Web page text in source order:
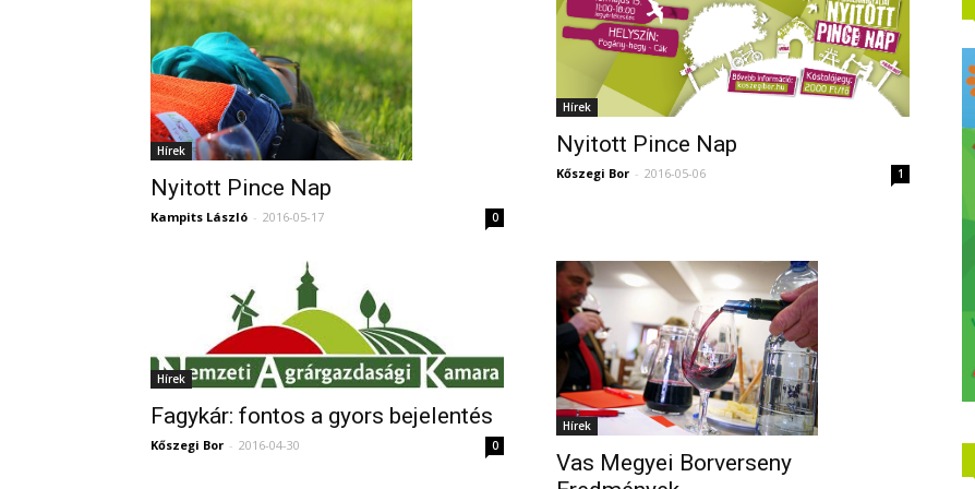
Hírek
Nyitott Pince Nap
Kampits László - 2016-05-17 0
Hírek
Nyitott Pince Nap
Kőszegi Bor - 2016-05-06 1
Hírek
Fagykár: fontos a gyors bejelentés
Kőszegi Bor - 2016-04-30 0
Hírek
Vas Megyei Borverseny